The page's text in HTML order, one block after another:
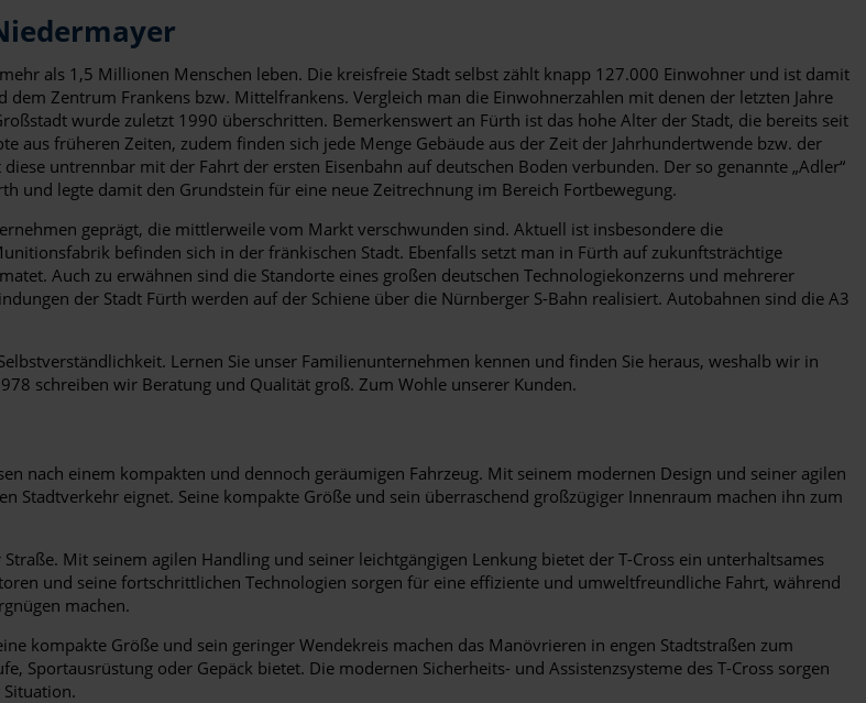
als 1,5 Millionen Menschen leben. Die kreisfreie Stadt selbst zählt knapp 127.000 Einwohner und ist damit
Zentrum Frankens bzw. Mittelfrankens. Vergleich man die Einwohnerzahlen mit denen der letzten Jahre
wurde zuletzt 1990 überschritten. Bemerkenswert an Fürth ist das hohe Alter der Stadt, die bereits seit
aus früheren Zeiten, zudem finden sich jede Menge Gebäude aus der Zeit der Jahrhundertwende bzw. der
untrennbar mit der Fahrt der ersten Eisenbahn auf deutschen Boden verbunden. Der so genannte „Adler“
und legte damit den Grundstein für eine neue Zeitrechnung im Bereich Fortbewegung.
geprägt, die mittlerweile vom Markt verschwunden sind. Aktuell ist insbesondere die
befinden sich in der fränkischen Stadt. Ebenfalls setzt man in Fürth auf zukunftsträchtige
Auch zu erwähnen sind die Standorte eines großen deutschen Technologiekonzerns und mehrerer
der Stadt Fürth werden auf der Schiene über die Nürnberger S-Bahn realisiert. Autobahnen sind die A3
Lernen Sie unser Familienunternehmen kennen und finden Sie heraus, weshalb wir in
schreiben wir Beratung und Qualität groß. Zum Wohle unserer Kunden.
nach einem kompakten und dennoch geräumigen Fahrzeug. Mit seinem modernen Design und seiner agilen
Stadtverkehr eignet. Seine kompakte Größe und sein überraschend großzügiger Innenraum machen ihn zum
Mit seinem agilen Handling und seiner leichtgängigen Lenkung bietet der T-Cross ein unterhaltsames
und seine fortschrittlichen Technologien sorgen für eine effiziente und umweltfreundliche Fahrt, während
machen.
kompakte Größe und sein geringer Wendekreis machen das Manövrieren in engen Stadtstraßen zum
Sportausrüstung oder Gepäck bietet. Die modernen Sicherheits- und Assistenzsysteme des T-Cross sorgen